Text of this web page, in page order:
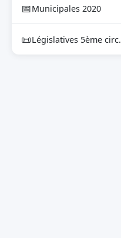
📅Municipales 2020
📜Législatives 5ème circ.